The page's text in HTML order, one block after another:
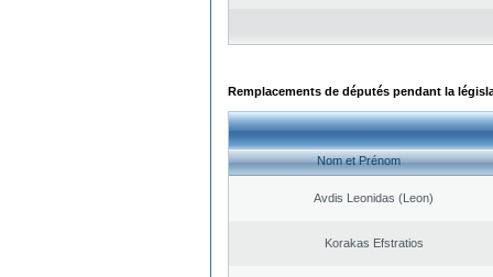
Remplacements de députés pendant la
Nom et Prénom
Avdis Leonidas (Leon)
Korakas Efstratios